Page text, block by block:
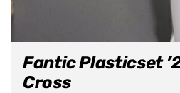
Fantic Plasticset
Cross